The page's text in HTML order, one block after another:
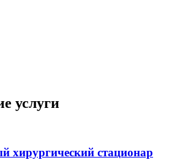
услуги
хирургический стационар